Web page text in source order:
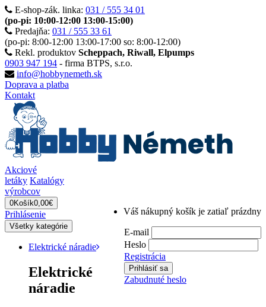
E-shop-zák. linka: 031 / 555 34 01
(po-pi: 10:00-12:00 13:00-15:00)
Predajňa: 031 / 555 33 61
(po-pi: 8:00-12:00 13:00-17:00 so: 8:00-12:00)
Rekl. produktov Scheppach, Riwall, Elpumps
0903 947 194 - firma BTPS, s.r.o.
info@hobbynemeth.sk
Doprava a platba
Kontakt
Akciové
letáky Katalógy
výrobcov
0Košík0,00€
Váš nákupný košík je zatiaľ prázdny
Prihlásenie
E-mail
Heslo
Registrácia
Zabudnuté heslo
Všetky kategórie
Elektrické náradie
Elektrické
náradie